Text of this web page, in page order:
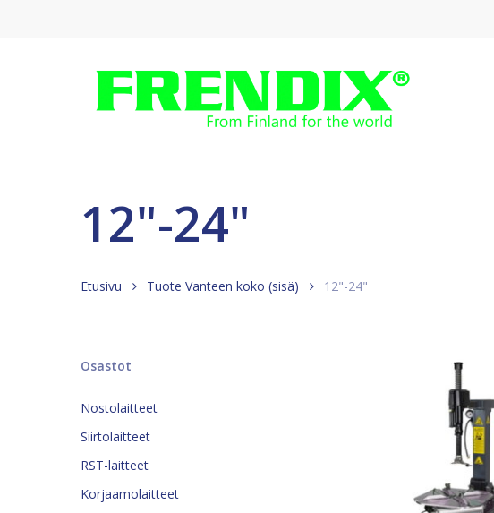
12"-24"
Etusivu Tuote Vanteen koko (sisä) 12"-24"
Osastot
Nostolaitteet
Siirtolaitteet
RST-laitteet
Korjaamolaitteet